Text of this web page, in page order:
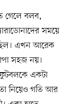
গেলে বলব,
সময়ে
এখন আরেক
সহজ নয়।
একটা
নিয়েও গতি আর